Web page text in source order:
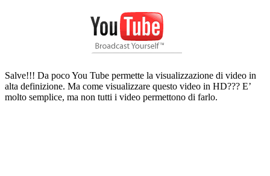
Salve!!! Da poco You Tube permette la visualizzazione di video in
alta definizione. Ma come visualizzare questo video in HD??? E’
molto semplice, ma non tutti i video permettono di farlo.